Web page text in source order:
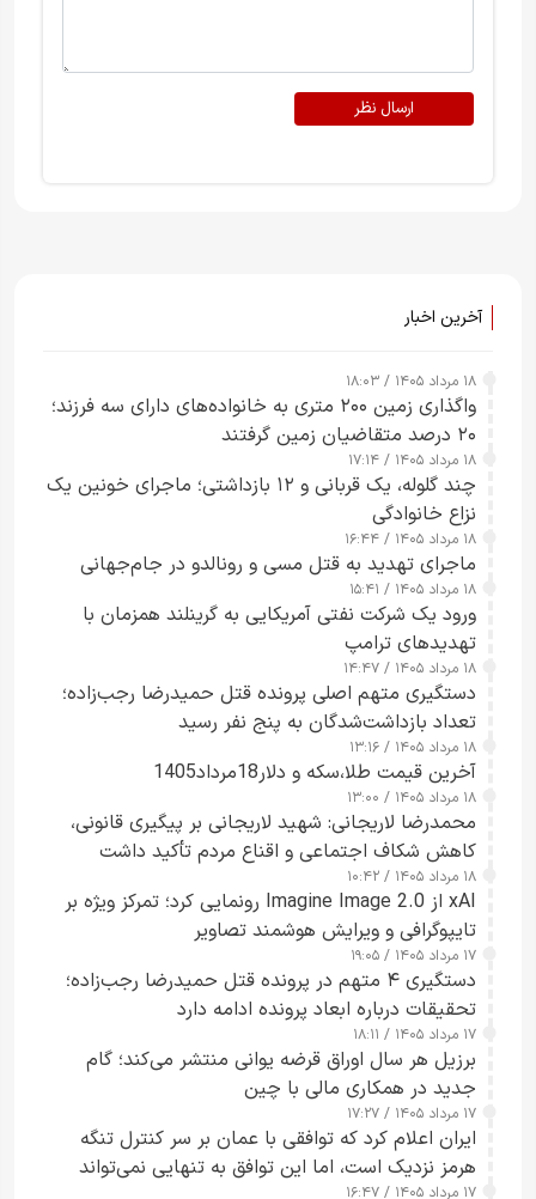
ارسال نظر
آخرین اخبار
۱۸ مرداد ۱۴۰۵ / ۱۸:۰۳
واگذاری زمین ۲۰۰ متری به خانواده‌های دارای سه فرزند؛
۲۰ درصد متقاضیان زمین گرفتند
۱۸ مرداد ۱۴۰۵ / ۱۷:۱۴
چند گلوله، یک قربانی و ۱۲ بازداشتی؛ ماجرای خونین یک
نزاع خانوادگی
۱۸ مرداد ۱۴۰۵ / ۱۶:۴۴
ماجرای تهدید به قتل مسی و رونالدو در جام‌جهانی
۱۸ مرداد ۱۴۰۵ / ۱۵:۴۱
ورود یک شرکت نفتی آمریکایی به گرینلند همزمان با
تهدیدهای ترامپ
۱۸ مرداد ۱۴۰۵ / ۱۴:۴۷
دستگیری متهم اصلی پرونده قتل حمیدرضا رجب‌زاده؛
تعداد بازداشت‌شدگان به پنج نفر رسید
۱۸ مرداد ۱۴۰۵ / ۱۳:۱۶
آخرین قیمت طلا،سکه و دلار18مرداد1405
۱۸ مرداد ۱۴۰۵ / ۱۳:۰۰
محمدرضا لاریجانی: شهید لاریجانی بر پیگیری قانونی،
کاهش شکاف اجتماعی و اقناع مردم تأکید داشت
۱۸ مرداد ۱۴۰۵ / ۱۰:۴۲
xAI از Imagine Image 2.0 رونمایی کرد؛ تمرکز ویژه بر
تایپوگرافی و ویرایش هوشمند تصاویر
۱۷ مرداد ۱۴۰۵ / ۱۹:۰۵
دستگیری ۴ متهم در پرونده قتل حمیدرضا رجب‌زاده؛
تحقیقات درباره ابعاد پرونده ادامه دارد
۱۷ مرداد ۱۴۰۵ / ۱۸:۱۱
برزیل هر سال اوراق قرضه یوانی منتشر می‌کند؛ گام
جدید در همکاری مالی با چین
۱۷ مرداد ۱۴۰۵ / ۱۷:۲۷
ایران اعلام کرد که توافقی با عمان بر سر کنترل تنگه
هرمز نزدیک است، اما این توافق به تنهایی نمی‌تواند
۱۷ مرداد ۱۴۰۵ / ۱۶:۴۷